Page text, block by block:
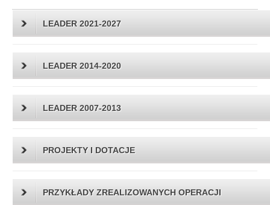
LEADER 2021-2027
LEADER 2014-2020
LEADER 2007-2013
PROJEKTY I DOTACJE
PRZYKŁADY ZREALIZOWANYCH OPERACJI